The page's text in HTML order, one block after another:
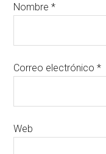
Nombre*
Correo electrónico*
Web